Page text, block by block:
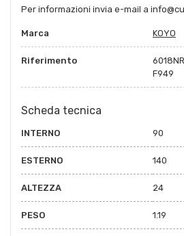
Per informazioni invia e-mail a
Marca KOYO
Riferimento
F949
Scheda tecnica
INTERNO 90
ESTERNO 140
ALTEZZA 24
PESO 1.19